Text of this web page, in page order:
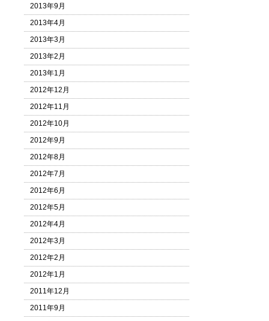
2013年9月
2013年4月
2013年3月
2013年2月
2013年1月
2012年12月
2012年11月
2012年10月
2012年9月
2012年8月
2012年7月
2012年6月
2012年5月
2012年4月
2012年3月
2012年2月
2012年1月
2011年12月
2011年9月